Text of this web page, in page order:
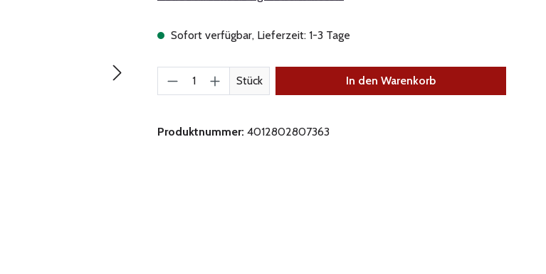
Sofort verfügbar, Lieferzeit: 1-3 Tage
Produkt Anzahl: Gib den gewünschten Wert ein oder
Stück In den Warenkorb
Produktnummer: 4012802807363